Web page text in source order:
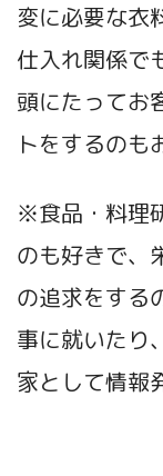
変に必要な衣
仕入れ関係で
頭にたってお
トをするのも
※食品・料理
のも好きで、
の追求をする
事に就いたり
家として情報